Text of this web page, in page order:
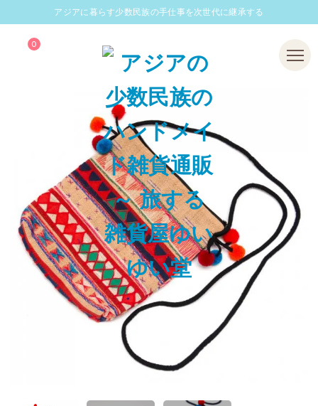
アジアに暮らす少数民族の手仕事を次世代に継承する
0 Menu